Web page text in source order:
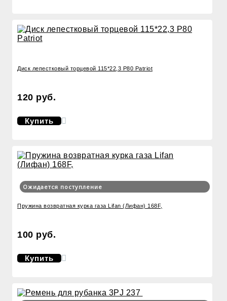
Диск лепестковый торцевой 115*22,3 Р80 Patriot
120 руб.
Купить
Ожидается поступление
Пружина возвратная курка газа Lifan (Лифан) 168F,
100 руб.
Купить